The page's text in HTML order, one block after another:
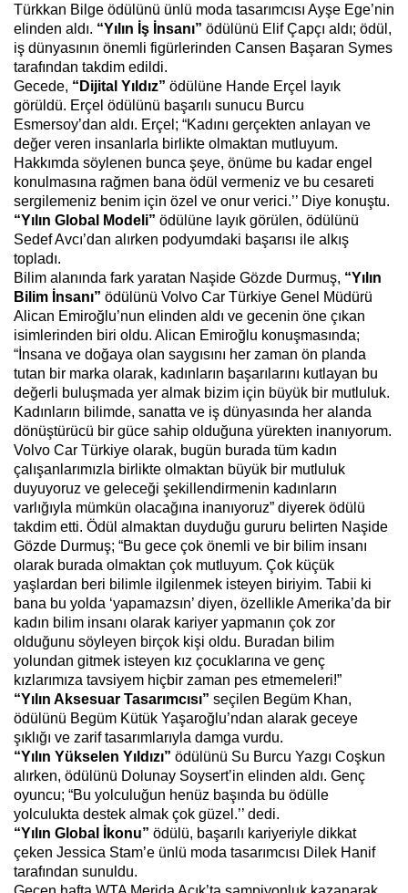
Türkkan Bilge ödülünü ünlü moda tasarımcısı Ayşe Ege’nin
elinden aldı. “Yılın İş İnsanı” ödülünü Elif Çapçı aldı; ödül,
iş dünyasının önemli figürlerinden Cansen Başaran Symes
tarafından takdim edildi.
Gecede, “Dijital Yıldız” ödülüne Hande Erçel layık
görüldü. Erçel ödülünü başarılı sunucu Burcu
Esmersoy’dan aldı. Erçel; “Kadını gerçekten anlayan ve
değer veren insanlarla birlikte olmaktan mutluyum.
Hakkımda söylenen bunca şeye, önüme bu kadar engel
konulmasına rağmen bana ödül vermeniz ve bu cesareti
sergilemeniz benim için özel ve onur verici.’’ Diye konuştu.
“Yılın Global Modeli” ödülüne layık görülen, ödülünü
Sedef Avcı’dan alırken podyumdaki başarısı ile alkış
topladı.
Bilim alanında fark yaratan Naşide Gözde Durmuş, “Yılın
Bilim İnsanı” ödülünü Volvo Car Türkiye Genel Müdürü
Alican Emiroğlu’nun elinden aldı ve gecenin öne çıkan
isimlerinden biri oldu. Alican Emiroğlu konuşmasında;
“İnsana ve doğaya olan saygısını her zaman ön planda
tutan bir marka olarak, kadınların başarılarını kutlayan bu
değerli buluşmada yer almak bizim için büyük bir mutluluk.
Kadınların bilimde, sanatta ve iş dünyasında her alanda
dönüştürücü bir güce sahip olduğuna yürekten inanıyorum.
Volvo Car Türkiye olarak, bugün burada tüm kadın
çalışanlarımızla birlikte olmaktan büyük bir mutluluk
duyuyoruz ve geleceği şekillendirmenin kadınların
varlığıyla mümkün olacağına inanıyoruz” diyerek ödülü
takdim etti. Ödül almaktan duyduğu gururu belirten Naşide
Gözde Durmuş; “Bu gece çok önemli ve bir bilim insanı
olarak burada olmaktan çok mutluyum. Çok küçük
yaşlardan beri bilimle ilgilenmek isteyen biriyim. Tabii ki
bana bu yolda ‘yapamazsın’ diyen, özellikle Amerika’da bir
kadın bilim insanı olarak kariyer yapmanın çok zor
olduğunu söyleyen birçok kişi oldu. Buradan bilim
yolundan gitmek isteyen kız çocuklarına ve genç
kızlarımıza tavsiyem hiçbir zaman pes etmemeleri!”
“Yılın Aksesuar Tasarımcısı” seçilen Begüm Khan,
ödülünü Begüm Kütük Yaşaroğlu’ndan alarak geceye
şıklığı ve zarif tasarımlarıyla damga vurdu.
“Yılın Yükselen Yıldızı” ödülünü Su Burcu Yazgı Coşkun
alırken, ödülünü Dolunay Soysert’in elinden aldı. Genç
oyuncu; “Bu yolculuğun henüz başında bu ödülle
yolculukta destek almak çok güzel.’’ dedi.
“Yılın Global İkonu” ödülü, başarılı kariyeriyle dikkat
çeken Jessica Stam’e ünlü moda tasarımcısı Dilek Hanif
tarafından sunuldu.